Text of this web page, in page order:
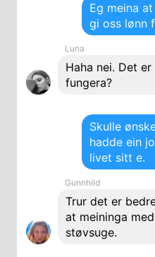
Eg meina
gi oss lønn
Luna
Haha nei. Det
fungera?
Skulle
hadde ein
livet sitt e.
Gunnhild
Trur det er
at meininga
støvsuge.